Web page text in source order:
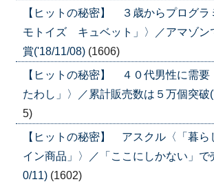
【ヒットの秘密】 ３歳からプログラ
モトイズ キュベット」〉／アマゾン
賞('18/11/08) (1606)
【ヒットの秘密】 ４０代男性に需要
たわし」〉／累計販売数は５万個突破
5)
【ヒットの秘密】 アスクル〈「暮ら
イン商品」〉／「ここにしかない」で
0/11) (1602)